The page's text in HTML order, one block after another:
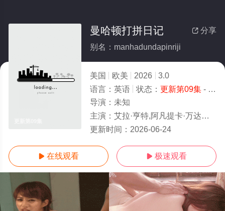
 分享
曼哈顿打拼日记
别名：manhadundapinriji
美国 欧美 2026
3.0
语言： 英语 状态： 更新第09集- 免费在线观看
导演： 未知
主演： 艾拉·亨特,阿凡提卡·万达纳普,杰克·马丁,尼古拉斯·杜威内,威尔·菲茨,维克多·加博,吴恬敏,格雷格·格曼,梅·洪,劳拉·贝尔·邦迪,哈
更新时间： 2026-06-24
 在线观看  极速观看